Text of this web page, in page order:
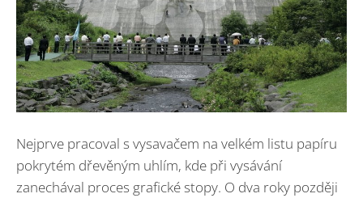
Nejprve pracoval s vysavačem na velkém listu papíru
pokrytém dřevěným uhlím, kde při vysávání
zanechával proces grafické stopy. O dva roky později